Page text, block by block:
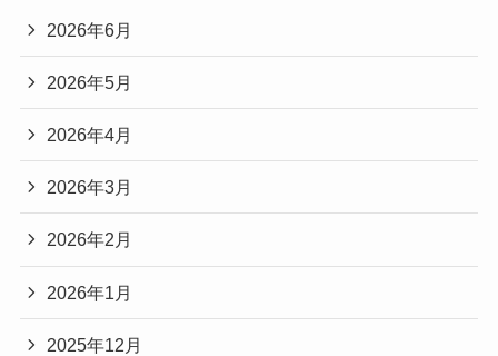
2026年6月
2026年5月
2026年4月
2026年3月
2026年2月
2026年1月
2025年12月